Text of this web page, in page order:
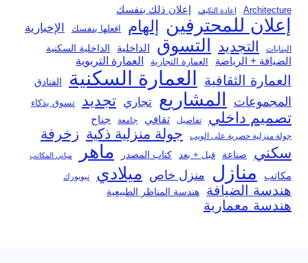
Architecture إعادة التكيف إعلان ذلك بنفسك
إعلان للمحترفين إلهام افعلها بنفسك الإخبارية
البنايات التجديد التسوق الداخلية الداخلية السكنية
الضيافة + الرياضة العمارة التجارية العمارة التربوية
العمارة الثقافية العمارة السكنية الفنادق
المجموعات المشاريع تجاري تجديد تسوق بذكاء
تصميم داخلي تفاصيل ثقافي جامعة جناح
جولة منزلية حصرية على الويب جولة منزلية ذكية زخرفة
سكني صناعة قبل + بعد كتاب المصدر ماهر مباني المكاتب
مكاتب منازل منزل خاص ميلادي نيويورك
هندسة الضيافة هندسة المناظر الطبيعية
هندسة معمارية